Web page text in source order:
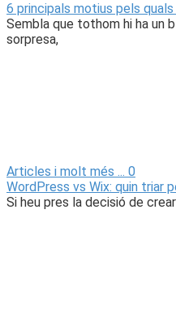
6 principals motius pels
Sembla que tothom hi ha un
sorpresa,
Articles i molt més ... 0
WordPress vs Wix: quin triar
Si heu pres la decisió de